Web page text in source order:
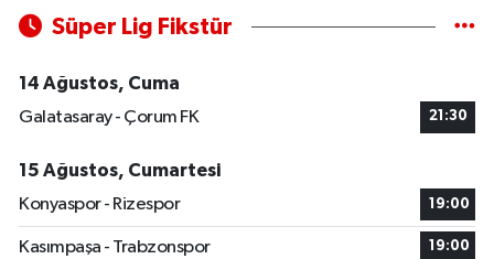
Süper Lig Fikstür
14 Ağustos, Cuma
Galatasaray - Çorum FK
21:30
15 Ağustos, Cumartesi
Konyaspor - Rizespor
19:00
Kasımpaşa - Trabzonspor 19:00